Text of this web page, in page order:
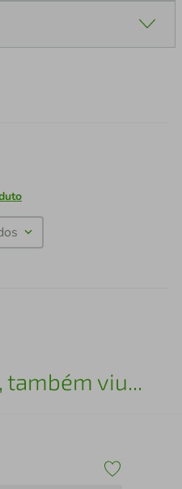
também viu...